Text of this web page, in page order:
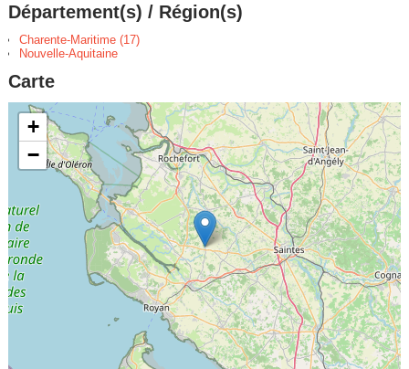
Département(s) / Région(s)
Charente-Maritime (17)
Nouvelle-Aquitaine
Carte
+
−